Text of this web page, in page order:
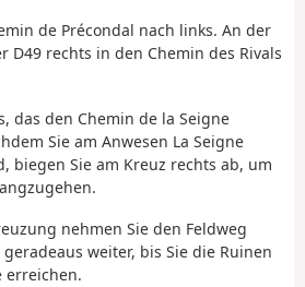
de Précondal nach links. An der
D49 rechts in den Chemin des Rivals
das den Chemin de la Seigne
Sie am Anwesen La Seigne
biegen Sie am Kreuz rechts ab, um
nehmen Sie den Feldweg
weiter, bis Sie die Ruinen
erreichen.